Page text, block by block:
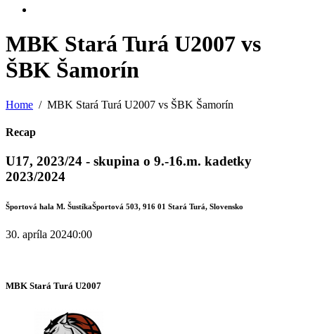
MBK Stará Turá U2007 vs
ŠBK Šamorín
Home MBK Stará Turá U2007 vs ŠBK Šamorín
Recap
U17, 2023/24 - skupina o 9.-16.m. kadetky
2023/2024
Športová hala M. ŠustíkaŠportová 503, 916 01 Stará Turá, Slovensko
30. apríla 20240:00
MBK Stará Turá U2007